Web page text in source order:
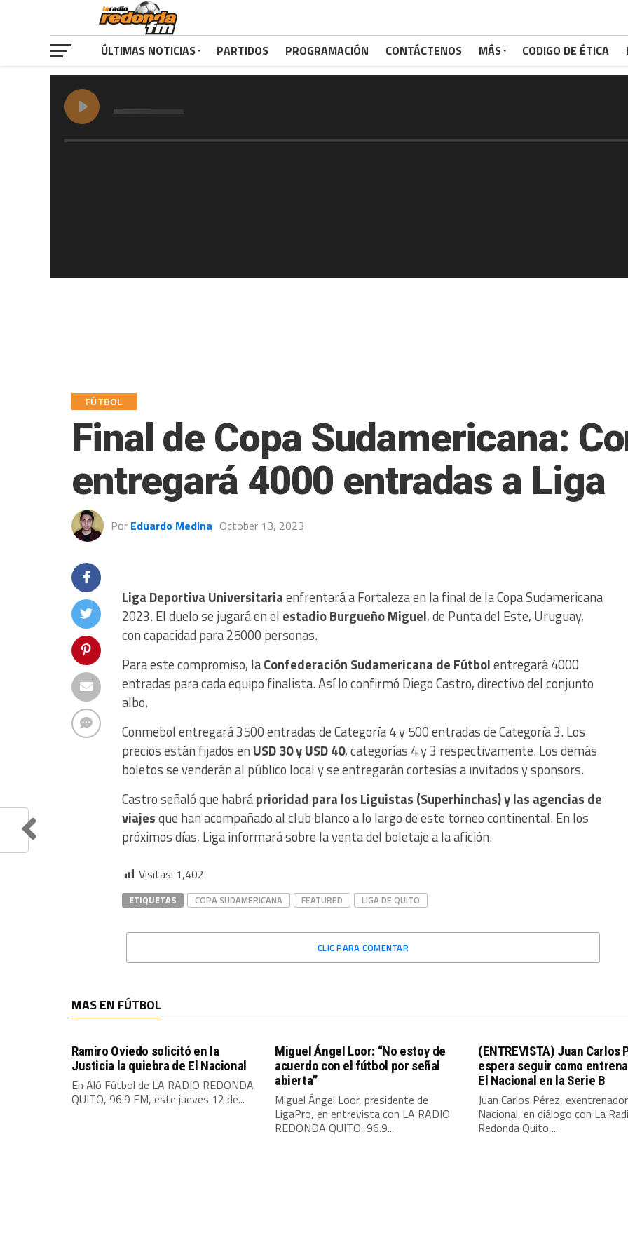
ÚLTIMAS NOTICIAS PARTIDOS PROGRAMACIÓN CONTÁCTENOS MÁS CODIGO DE ÉTICA
FÚTBOL
Final de Copa Sudamericana:
entregará 4000 entradas a Liga
Por Eduardo Medina October 13, 2023
Liga Deportiva Universitariaenfrentará a Fortaleza en la final de la Copa Sudamericana
2023. El duelo se jugará en el estadio Burgueño Miguel, de Punta del Este, Uruguay,
con capacidad para 25000 personas.
Para este compromiso, laConfederación Sudamericana de Fútbolentregará 4000
entradas para cada equipo finalista. Así lo confirmó Diego Castro, directivo del conjunto
albo.
Conmebol entregará 3500 entradas de Categoría 4 y 500 entradas de Categoría 3. Los
precios están fijados en USD 30 y USD 40, categorías 4 y 3 respectivamente. Los demás
boletos se venderán al público local y se entregarán cortesías a invitados y sponsors.
Castro señaló que habráprioridad para los Liguistas (Superhinchas) y las agencias de
viajesque han acompañado al club blanco a lo largo de este torneo continental. En los
próximos días, Liga informará sobre la venta del boletaje a la afición.
Visitas: 1,402
ETIQUETAS COPA SUDAMERICANA FEATURED LIGA DE QUITO
CLIC PARA COMENTAR
MAS EN FÚTBOL
Ramiro Oviedo solicitó en la
Justicia la quiebra de El Nacional
En Aló Fútbol de LA RADIO REDONDA
QUITO, 96.9 FM, este jueves 12 de...
Miguel Ángel Loor: “No estoy de
acuerdo con el fútbol por señal
abierta”
Miguel Ángel Loor, presidente de
LigaPro, en entrevista con LA RADIO
REDONDA QUITO, 96.9...
(ENTREVISTA) Juan Carlos
espera seguir como
El Nacional en la Serie B
Juan Carlos Pérez,
Nacional, en diálogo con La
Redonda Quito,...